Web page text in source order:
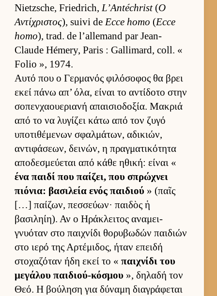
Nietzsche, Friedrich,L’Antéchrist(Ο
Αντίχριστος), suivi deEcce homo (Ecce
homo), trad. de l’allemand par Jean-
Claude Hémery, Paris : Gallimard, coll. «
Folio », 1974.
Αυτό που ο Γερ­μανός φιλόσοφος θα βρει
εκεί πάνω απ’ όλα, εί­ναι το αντίδοτο στην
σοπεν­χαου­εριανή απαι­σιο­δοξία. Μακριά
από το να λυγίζει κάτω από τον ζυγό
υποτιθέμενων σφαλ­μάτων, αδικιών,
αντιφάσεων, δει­νών, η πραγ­ματικότητα
αποδεσμεύ­εται από κάθε ηθική: εί­ναι «
ένα παιδί που παί­ζει, που σπρώχνει
πιόνια: βασιλεία ενός παι­διού » (παῖς
[…] παί­ζων, πεσ­σεύ­ων· παι­δὸς ἡ
βασιληίη). Αν ο Ηράκλει­τος αναμει­
γνυόταν στο παι­χνίδι θορυβωδών παι­διών
στο ιερό της Αρ­τέμιδος, ήταν επειδή
στοχαζόταν ήδη εκεί το « παι­χνίδι του
μεγάλου παι­διού-κόσμου », δηλαδή τον
Θεό. Η βού­ληση για δύναμη δια­γράφεται